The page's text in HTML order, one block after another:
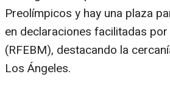
Preolímpicos y hay una plaza
en declaraciones facilitadas
(RFEBM), destacando la
Los Ángeles.